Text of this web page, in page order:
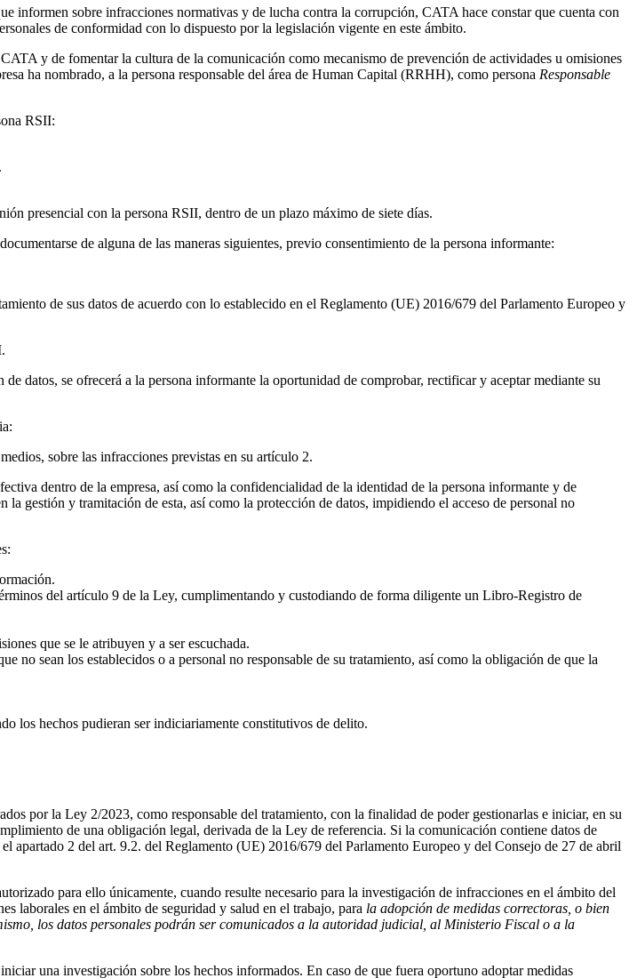
informen sobre infracciones normativas y de lucha contra la corrupción, CATA hace constar que cuenta con
de conformidad con lo dispuesto por la legislación vigente en este ámbito.
y de fomentar la cultura de la comunicación como mecanismo de prevención de actividades u omisiones
ha nombrado, a la persona responsable del área de Human Capital (RRHH), como persona Responsable
RSII:
presencial con la persona RSII, dentro de un plazo máximo de siete días.
de alguna de las maneras siguientes, previo consentimiento de la persona informante:
de sus datos de acuerdo con lo establecido en el Reglamento (UE) 2016/679 del Parlamento Europeo y
datos, se ofrecerá a la persona informante la oportunidad de comprobar, rectificar y aceptar mediante su
sobre las infracciones previstas en su artículo 2.
dentro de la empresa, así como la confidencialidad de la identidad de la persona informante y de
gestión y tramitación de esta, así como la protección de datos, impidiendo el acceso de personal no
del artículo 9 de la Ley, cumplimentando y custodiando de forma diligente un Libro-Registro de
que se le atribuyen y a ser escuchada.
no sean los establecidos o a personal no responsable de su tratamiento, así como la obligación de que la
los hechos pudieran ser indiciariamente constitutivos de delito.
por la Ley 2/2023, como responsable del tratamiento, con la finalidad de poder gestionarlas e iniciar, en su
de una obligación legal, derivada de la Ley de referencia. Si la comunicación contiene datos de
apartado 2 del art. 9.2. del Reglamento (UE) 2016/679 del Parlamento Europeo y del Consejo de 27 de abril
para ello únicamente, cuando resulte necesario para la investigación de infracciones en el ámbito del
laborales en el ámbito de seguridad y salud en el trabajo, para la adopción de medidas correctoras, o bien
los datos personales podrán ser comunicados a la autoridad judicial, al Ministerio Fiscal o a la
una investigación sobre los hechos informados. En caso de que fuera oportuno adoptar medidas